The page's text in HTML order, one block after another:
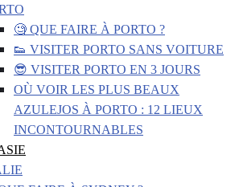
🧐 QUE FAIRE À PORTO ?
👟 VISITER PORTO SANS VOITURE
😎 VISITER PORTO EN 3 JOURS
OÙ VOIR LES PLUS BEAUX
AZULEJOS À PORTO : 12 LIEUX
INCONTOURNABLES